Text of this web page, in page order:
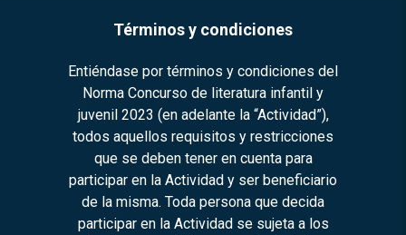
Términos y condiciones
Entiéndase por términos y condiciones del
Norma Concurso de literatura infantil y
juvenil 2023 (en adelante la “Actividad”),
todos aquellos requisitos y restricciones
que se deben tener en cuenta para
participar en la Actividad y ser beneficiario
de la misma. Toda persona que decida
participar en la Actividad se sujeta a los